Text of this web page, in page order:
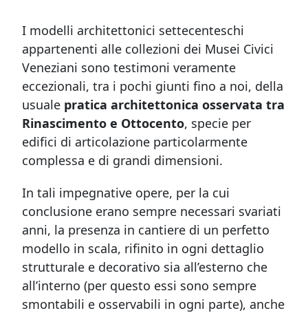
I modelli architettonici settecenteschi
appartenenti alle collezioni dei Musei Civici
Veneziani sono testimoni veramente
eccezionali, tra i pochi giunti fino a noi, della
usuale pratica architettonica osservata tra
Rinascimento e Ottocento, specie per
edifici di articolazione particolarmente
complessa e di grandi dimensioni.
In tali impegnative opere, per la cui
conclusione erano sempre necessari svariati
anni, la presenza in cantiere di un perfetto
modello in scala, rifinito in ogni dettaglio
strutturale e decorativo sia all’esterno che
all’interno (per questo essi sono sempre
smontabili e osservabili in ogni parte), anche